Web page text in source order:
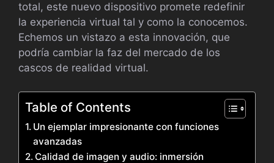
total, este nuevo dispositivo promete redefinir
la experiencia virtual tal y como la conocemos.
Echemos un vistazo a esta innovación, que
podría cambiar la faz del mercado de los
cascos de realidad virtual.
Table of Contents
Un ejemplar impresionante con funciones
avanzadas
Calidad de imagen y audio: inmersión